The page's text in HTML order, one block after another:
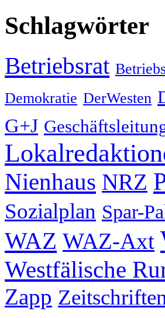
Schlagwörter
Betriebsrat
Demokratie DerWesten
G+J
Nienhaus NRZ
Sozialplan Spar-
WAZ WAZ-Axt
Westfälische
Zapp